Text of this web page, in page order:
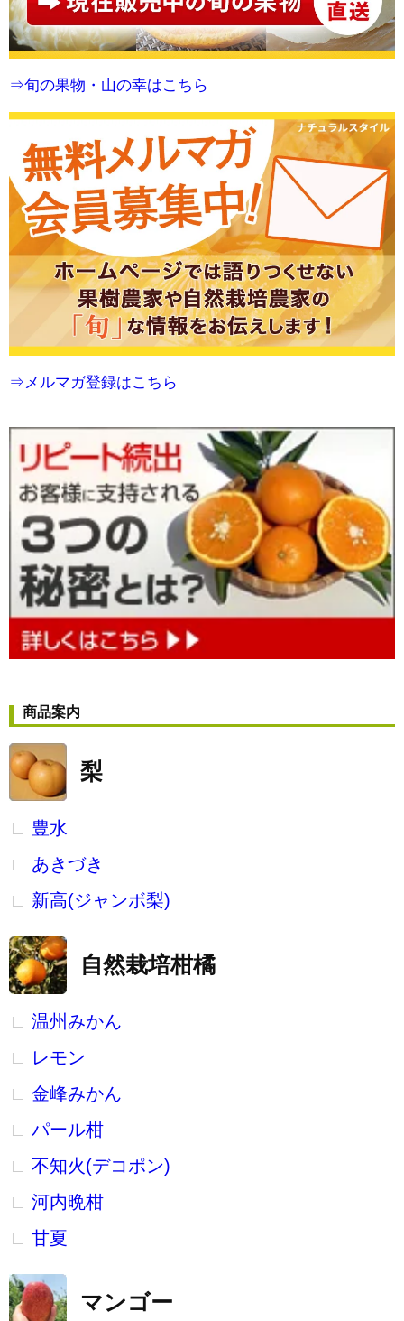
⇒旬の果物・山の幸はこちら
⇒メルマガ登録はこちら
商品案内
梨
豊水
あきづき
新高(ジャンボ梨)
自然栽培柑橘
温州みかん
レモン
金峰みかん
パール柑
不知火(デコポン)
河内晩柑
甘夏
マンゴー